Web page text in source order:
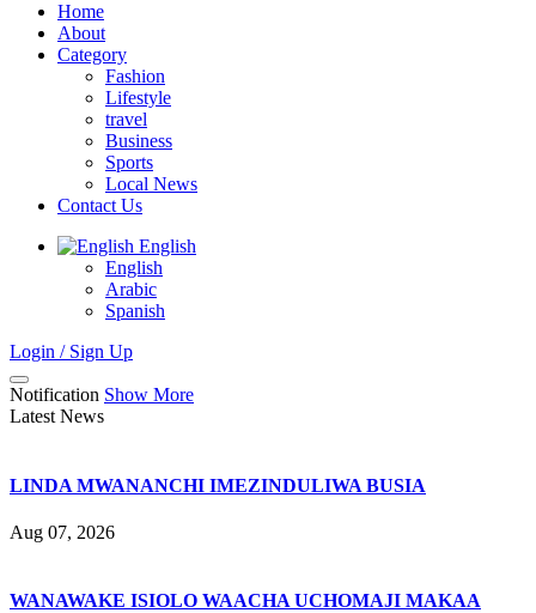
Home
About
Category
Fashion
Lifestyle
travel
Business
Sports
Local News
Contact Us
English
English
Arabic
Spanish
Login / Sign Up
Notification Show More
Latest News
LINDA MWANANCHI IMEZINDULIWA BUSIA
Aug 07, 2026
WANAWAKE ISIOLO WAACHA UCHOMAJI MAKAA